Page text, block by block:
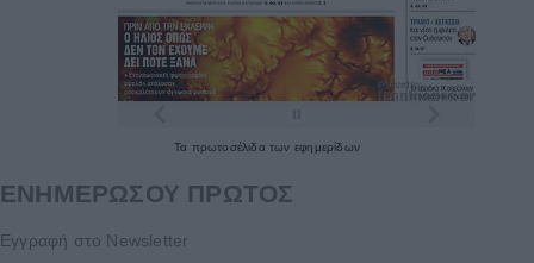
Τα πρωτοσέλιδατων εφημερίδων
ΕΝΗΜΕΡΩΣΟΥ ΠΡΩΤΟΣ
Εγγραφή στο Newsletter